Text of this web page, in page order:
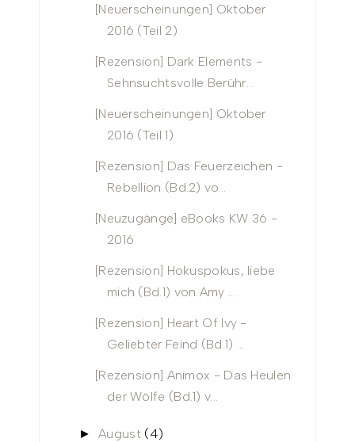
[Neuerscheinungen] Oktober
2016 (Teil 2)
[Rezension] Dark Elements -
Sehnsuchtsvolle Berühr...
[Neuerscheinungen] Oktober
2016 (Teil 1)
[Rezension] Das Feuerzeichen -
Rebellion (Bd.2) vo...
[Neuzugänge] eBooks KW 36 -
2016
[Rezension] Hokuspokus, liebe
mich (Bd.1) von Amy ...
[Rezension] Heart Of Ivy -
Geliebter Feind (Bd.1) ...
[Rezension] Animox - Das Heulen
der Wölfe (Bd.1) v...
►August (4)